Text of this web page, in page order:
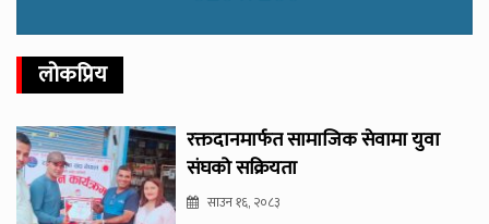
लोकप्रिय
रक्तदानमार्फत सामाजिक सेवामा युवा
संघको सक्रियता
साउन १६, २०८३